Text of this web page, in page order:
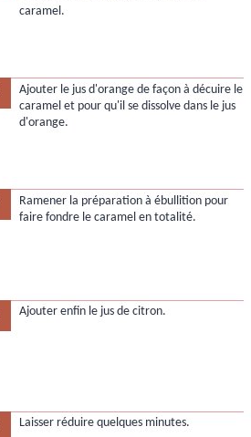
caramel.
Ajouter le jus d'orange de façon à décuire le
caramel et pour qu'il se dissolve dans le jus
d'orange.
Ramener la préparation à ébullition pour
faire fondre le caramel en totalité.
Ajouter enfin le jus de citron.
Laisser réduire quelques minutes.